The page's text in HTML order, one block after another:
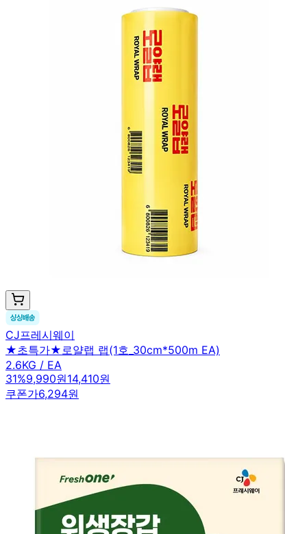
CJ프레시웨이
★초특가★로얄랩 랩(1호_30cm*500m EA)
2.6KG / EA
31%9,990원14,410원
쿠폰가6,294원